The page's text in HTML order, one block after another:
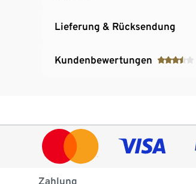
Lieferung & Rücksendung
Kundenbewertungen
Zahlung